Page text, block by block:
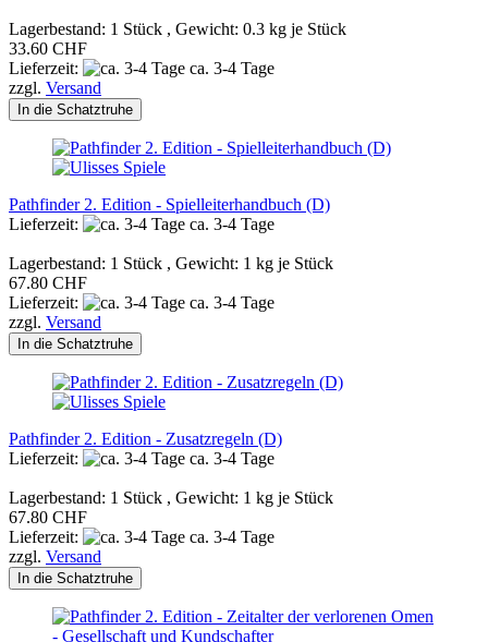
Lagerbestand: 1 Stück , Gewicht: 0.3 kg je Stück
33.60 CHF
Lieferzeit:
ca. 3-4 Tage
zzgl. Versand
In die Schatztruhe
Pathfinder 2. Edition - Spielleiterhandbuch (D)
Lieferzeit:
ca. 3-4 Tage
Lagerbestand: 1 Stück , Gewicht: 1 kg je Stück
67.80 CHF
Lieferzeit:
ca. 3-4 Tage
zzgl. Versand
In die Schatztruhe
Pathfinder 2. Edition - Zusatzregeln (D)
Lieferzeit:
ca. 3-4 Tage
Lagerbestand: 1 Stück , Gewicht: 1 kg je Stück
67.80 CHF
Lieferzeit:
ca. 3-4 Tage
zzgl. Versand
In die Schatztruhe